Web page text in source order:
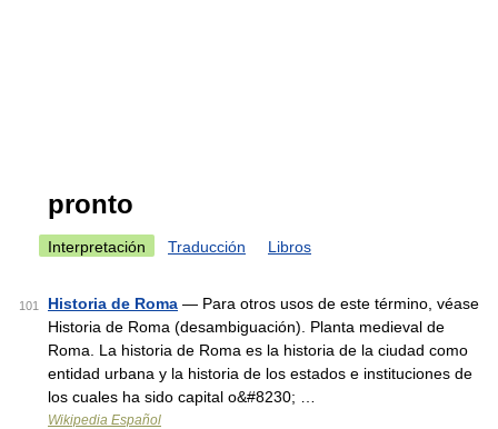
pronto
Interpretación Traducción Libros
101 Historia de Roma — Para otros usos de este término, véase
Historia de Roma (desambiguación). Planta medieval de
Roma. La historia de Roma es la historia de la ciudad como
entidad urbana y la historia de los estados e instituciones de
los cuales ha sido capital o&#8230; …
Wikipedia Español